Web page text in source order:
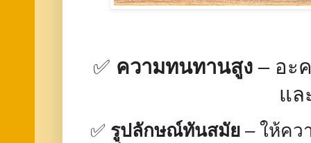
✅ ความทนทานสูง – อะ
แล
✅ รูปลักษณ์ทันสมัย – ให้คว